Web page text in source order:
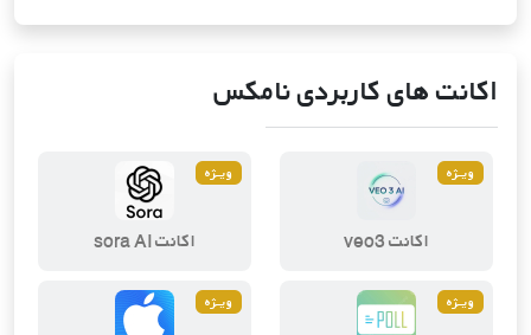
ویرایش و طراحی دیجیتال
2محصول
ابزارهای هوش مصنوعی
3محصول
اکانت های کاربردی نامکس
ویــژه
اکانت veo3
ویــژه
اکانت sora AI
ویــژه ویــژه